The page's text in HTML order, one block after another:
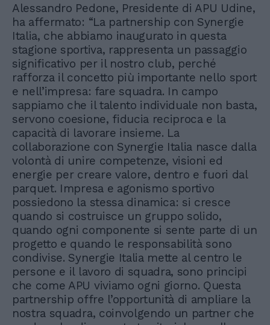
Alessandro Pedone, Presidente di APU Udine,
ha affermato: “La partnership con Synergie
Italia, che abbiamo inaugurato in questa
stagione sportiva, rappresenta un passaggio
significativo per il nostro club, perché
rafforza il concetto più importante nello sport
e nell’impresa: fare squadra. In campo
sappiamo che il talento individuale non basta,
servono coesione, fiducia reciproca e la
capacità di lavorare insieme. La
collaborazione con Synergie Italia nasce dalla
volontà di unire competenze, visioni ed
energie per creare valore, dentro e fuori dal
parquet. Impresa e agonismo sportivo
possiedono la stessa dinamica: si cresce
quando si costruisce un gruppo solido,
quando ogni componente si sente parte di un
progetto e quando le responsabilità sono
condivise. Synergie Italia mette al centro le
persone e il lavoro di squadra, sono principi
che come APU viviamo ogni giorno. Questa
partnership offre l’opportunità di ampliare la
nostra squadra, coinvolgendo un partner che